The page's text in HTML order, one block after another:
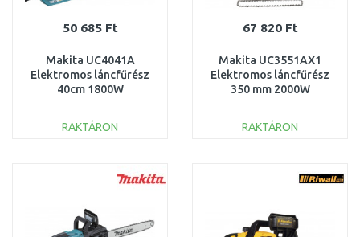
50 685 Ft
Makita UC4041A
Elektromos láncfűrész
40cm 1800W
RAKTÁRON
Összehasonlítás
67 820 Ft
Makita UC3551AX1
Elektromos láncfűrész
350 mm 2000W
RAKTÁRON
Összehasonlítás